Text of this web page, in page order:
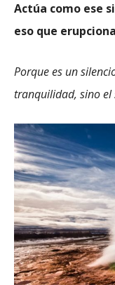
Actúa como ese
eso que
Porque es un
tranquilidad, sino el